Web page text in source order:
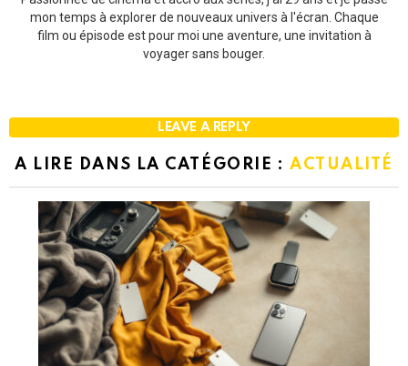
mon temps à explorer de nouveaux univers à l'écran. Chaque
film ou épisode est pour moi une aventure, une invitation à
voyager sans bouger.
LEAVE A REPLY
A LIRE DANS LA CATÉGORIE : ACTUALITÉ